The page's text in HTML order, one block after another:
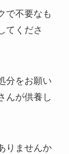
で不要なも
てくださ
分をお願い
んが供養し
りませんか